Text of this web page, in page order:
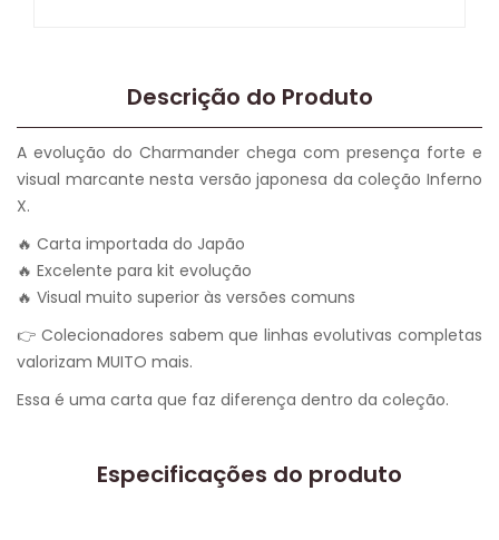
Descrição do Produto
A evolução do Charmander chega com presença forte e
visual marcante nesta versão japonesa da coleção Inferno
X.
🔥 Carta importada do Japão
🔥 Excelente para kit evolução
🔥 Visual muito superior às versões comuns
👉 Colecionadores sabem que linhas evolutivas completas
valorizam MUITO mais.
Essa é uma carta que faz diferença dentro da coleção.
Especificações do produto